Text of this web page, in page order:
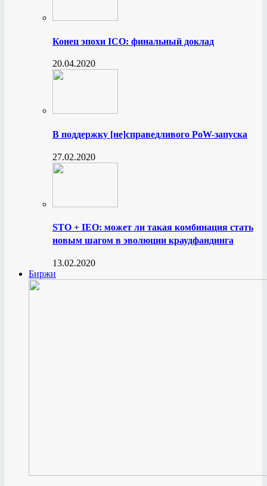
Конец эпохи ICO: финальный доклад
20.04.2020
В поддержку [не]справедливого PoW-запуска
27.02.2020
STO + IEO: может ли такая комбинация стать
новым шагом в эволюции краудфандинга
13.02.2020
Биржи